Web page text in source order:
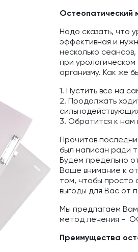
Остеопатический
Надо сказать, что
эффективная и
несколько
при
организму. Как же
1. Пустить все на
2. Продолжать
3. Обратится к нам
Прочитав
был написан ради
Будем предельно
Ваше внимание к
том, чтобы просто
выгоды для Вас от
Мы предлагаем Вам
метод лечения -
Преимущества